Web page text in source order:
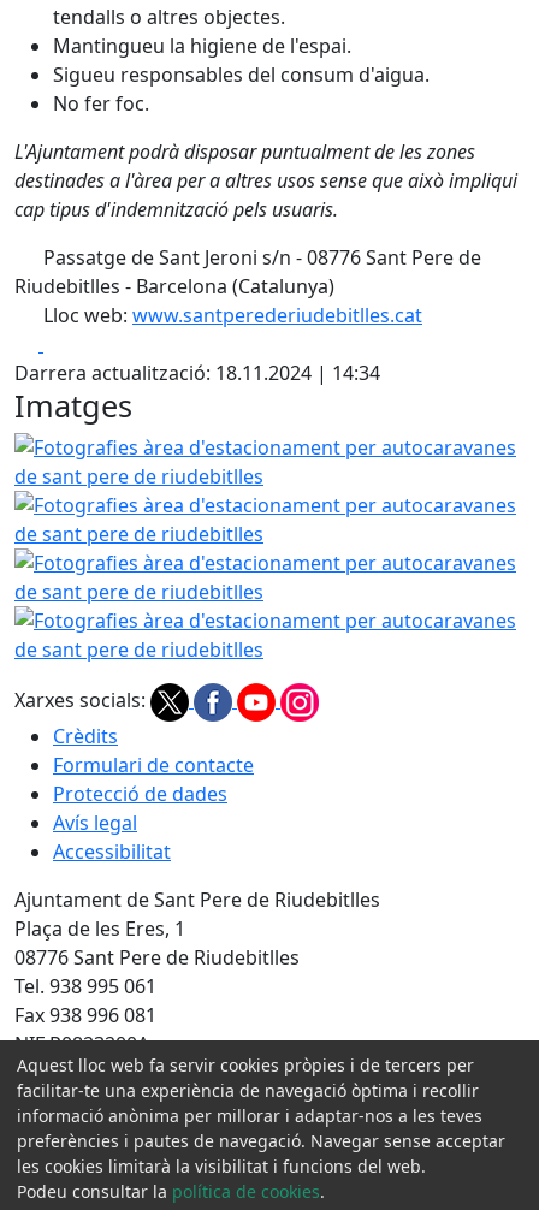
tendalls o altres objectes.
Mantingueu la higiene de l'espai.
Sigueu responsables del consum d'aigua.
No fer foc.
L'Ajuntament podrà disposar puntualment de les zones
destinades a l'àrea per a altres usos sense que això impliqui
cap tipus d'indemnització pels usuaris.
Passatge de Sant Jeroni s/n - 08776 Sant Pere de
Riudebitlles - Barcelona (Catalunya)
Lloc web: www.santperederiudebitlles.cat
Darrera actualització: 18.11.2024 | 14:34
Imatges
Fotografies àrea d'estacionament per autocaravanes de
Fotografies àrea d'estacionament per autocaravanes de
Fotografies àrea d'estacionament per autocaravanes de
Fotografies àrea d'estacionament per autocaravanes de
Xarxes socials:
Crèdits
Formulari de contacte
Protecció de dades
Avís legal
Accessibilitat
Ajuntament de Sant Pere de Riudebitlles
Plaça de les Eres, 1
08776 Sant Pere de Riudebitlles
Tel. 938 995 061
Fax 938 996 081
NIF P0823200A
Amb la col·laboració de:
Aquest lloc web fa servir cookies pròpies i de tercers per
facilitar-te una experiència de navegació òptima i recollir
informació anònima per millorar i adaptar-nos a les teves
preferències i pautes de navegació. Navegar sense acceptar
les cookies limitarà la visibilitat i funcions del web.
Podeu consultar la política de cookies.